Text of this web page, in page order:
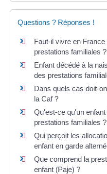
Questions ? Réponses !
Faut-il vivre en
prestations familiales ?
Enfant décédé à la
des prestations
Dans quels cas doit-
la Caf ?
Qu'est-ce qu'un
prestations familiales ?
Qui perçoit les
enfant en garde
Que comprend la
enfant (Paje) ?